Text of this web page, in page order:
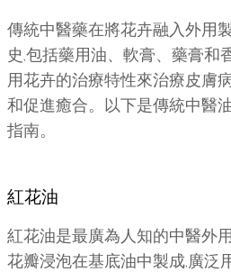
傳統中醫藥在將花卉融入外用
史,包括藥用油、軟膏、藥膏和
用花卉的治療特性來治療皮膚
和促進癒合。以下是傳統中醫
指南。
紅花油
紅花油是最廣為人知的中醫外
花瓣浸泡在基底油中製成,廣泛